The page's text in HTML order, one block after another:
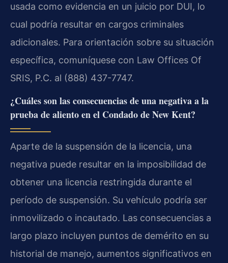
usada como evidencia en un juicio por DUI, lo
cual podría resultar en cargos criminales
adicionales. Para orientación sobre su situación
específica, comuníquese con Law Offices Of
SRIS, P.C. al (888) 437-7747.
¿Cuáles son las consecuencias de una negativa a la
prueba de aliento en el Condado de New Kent?
Aparte de la suspensión de la licencia, una
negativa puede resultar en la imposibilidad de
obtener una licencia restringida durante el
período de suspensión. Su vehículo podría ser
inmovilizado o incautado. Las consecuencias a
largo plazo incluyen puntos de demérito en su
historial de manejo, aumentos significativos en